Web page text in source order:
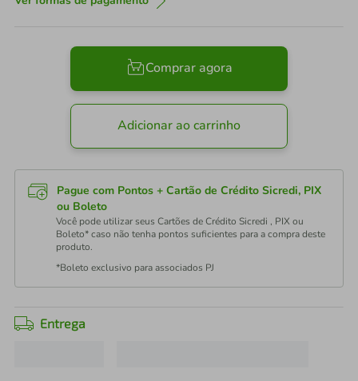
Comprar agora
Adicionar ao carrinho
Pague com Pontos + Cartão de Crédito Sicredi, PIX
ou Boleto
Você pode utilizar seus Cartões de Crédito Sicredi , PIX ou
Boleto* caso não tenha pontos suficientes para a compra deste
produto.
*Boleto exclusivo para associados PJ
Entrega